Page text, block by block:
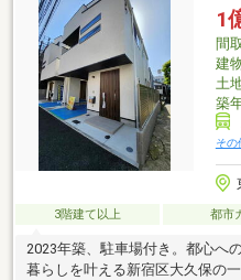
自然と集まる広々LDK■休日の
住みながら落ち着いた住環境■
うぞ詳細、見学等お気軽にお問
1
間
建
土
築
その
3階建て以上 都市
2023年築、駐車場付き。都心へ
暮らしを叶える新宿区大久保の